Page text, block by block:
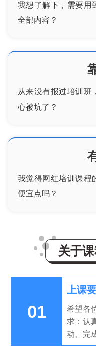
我想了解下，需要用
全部内容？
从来没有报过培训班
心被坑了？
我觉得网红培训课程
便宜点吗？
关于
01
上课
希望各
求：认
动、完